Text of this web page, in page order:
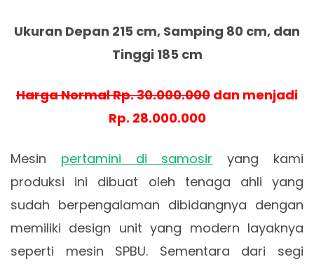
Ukuran Depan 215 cm, Samping 80 cm, dan
Tinggi 185 cm
Harga Normal Rp. 30.000.000 dan menjadi
Rp. 28.000.000
Mesin pertamini di samosir yang kami
produksi ini dibuat oleh tenaga ahli yang
sudah berpengalaman dibidangnya dengan
memiliki design unit yang modern layaknya
seperti mesin SPBU. Sementara dari segi